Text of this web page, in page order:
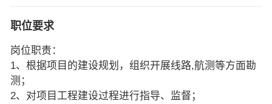
职位要求
岗位职责：
1、根据项目的建设规划，组织开展线路,航测等方面勘
测；
2、对项目工程建设过程进行指导、监督；